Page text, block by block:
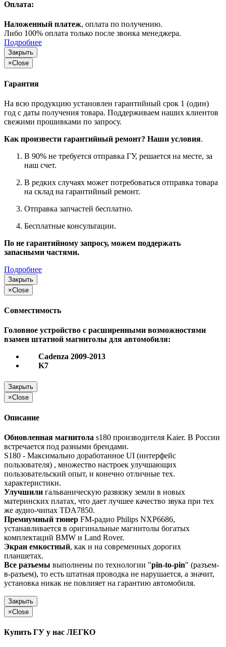
Оплата:
Наложенный платеж, оплата по получению.
Либо 100% оплата только после звонка менеджера.
Подробнее
Закрыть
×Close
Гарантия
На всю продукцию установлен гарантийный срок 1 (один)
год с даты получения товара. Поддерживаем наших клиентов
свежими прошивками по запросу.
Как произвести гарантийный ремонт? Наши условия.
В 90% не требуется отправка ГУ, решается на месте, за
наш счет.
В редких случаях может потребоваться отправка товара
на склад на гарантийный ремонт.
Отправка запчастей бесплатно.
Бесплатные консультации.
По не гарантийному запросу, можем поддержать
запасными частями.
Подробнее
Закрыть
×Close
Совместимость
Головное устройство с расширенными возможностями
взамен штатной магнитолы для автомобиля:
Cadenza 2009-2013
K7
Закрыть
×Close
Описание
Обновленная магнитола s180 производителя Kaier. В России
встречается под разными брендами.
S180 - Максимально доработанное UI (интерфейс
пользователя) , множество настроек улучшающих
пользовательский опыт, и конечно отличные тех.
характеристики.
Улучшили гальваническую развязку земли в новых
материнских платах, что дает лучшее качество звука при тех
же аудио-чипах TDA7850.
Премиумный тюнер FM-радио Philips NXP6686,
устанавливается в оригинальные магнитолы богатых
комплектаций BMW и Land Rover.
Экран емкостный, как и на современных дорогих
планшетах.
Все разъемы выполнены по технологии "pin-to-pin" (разъем-
в-разъем), то есть штатная проводка не нарушается, а значит,
установка никак не повлияет на гарантию автомобиля.
Закрыть
×Close
Купить ГУ у нас ЛЕГКО